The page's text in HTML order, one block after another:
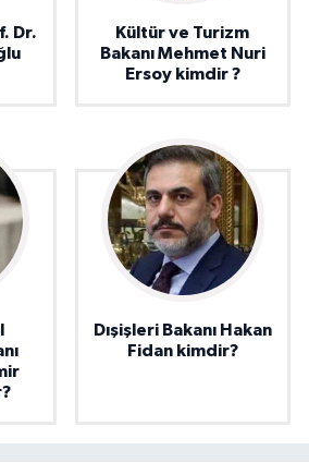
Dr.
Kültür ve Turizm
Bakanı Mehmet Nuri
Ersoy kimdir ?
Dışişleri Bakanı Hakan
Fidan kimdir?